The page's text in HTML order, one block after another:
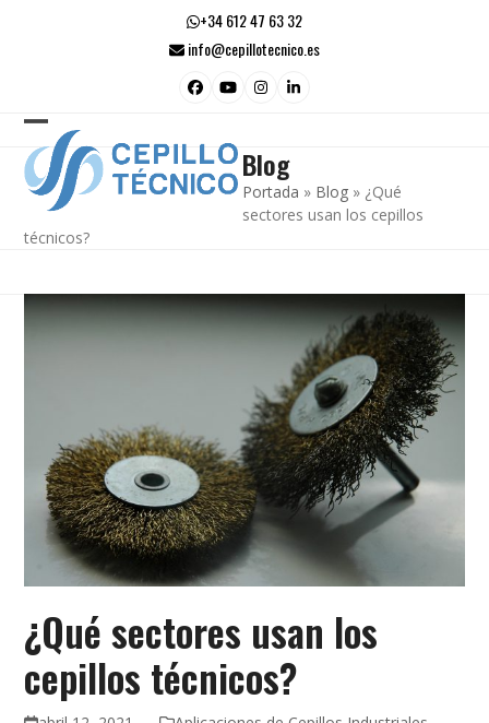
+34 612 47 63 32
info@cepillotecnico.es
Facebook
YouTubeInstagram
LinkedIn
Open
mobile
menu
Close
mobile
menu
Blog
Portada » Blog » ¿Qué
sectores usan los cepillos
técnicos?
¿Qué sectores usan los
cepillos técnicos?